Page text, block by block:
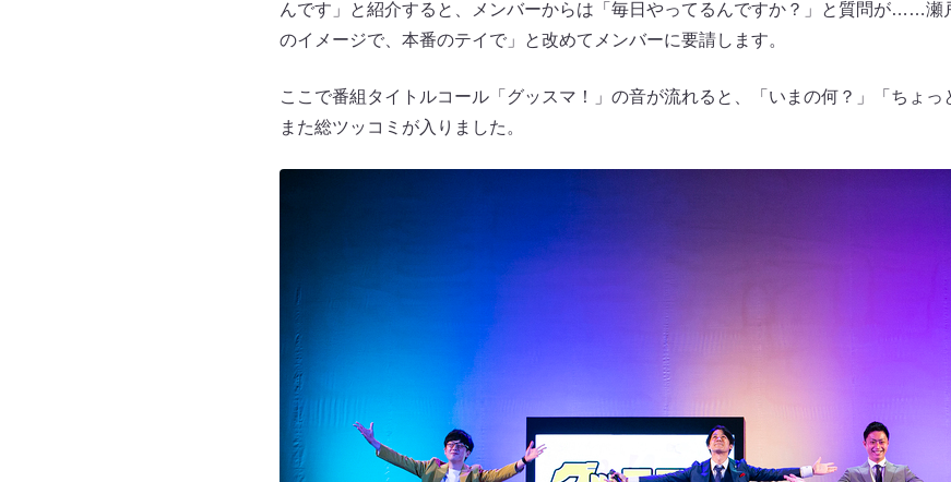
んです」と紹介すると、メンバーからは「毎日やってるんですか？」と質問が……瀬
のイメージで、本番のテイで」と改めてメンバーに要請します。
ここで番組タイトルコール「グッスマ！」の音が流れると、「いまの何？」「ちょ
また総ツッコミが入りました。